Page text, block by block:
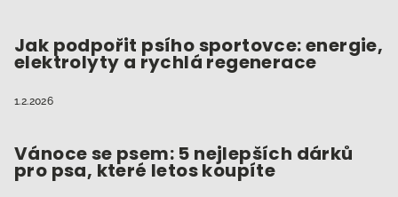
Jak podpořit psího sportovce: energie,
elektrolyty a rychlá regenerace
1.2.2026
Vánoce se psem: 5 nejlepších dárků
pro psa, které letos koupíte